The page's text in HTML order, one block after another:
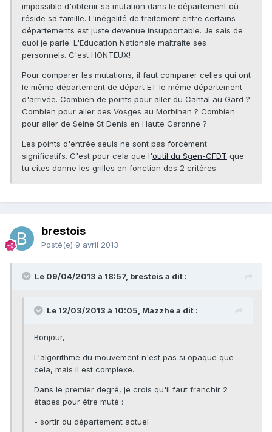
impossible d'obtenir sa mutation dans le département où
réside sa famille. L'inégalité de traitement entre certains
départements est juste devenue insupportable. Je sais de
quoi je parle. L'Education Nationale maltraite ses
personnels. C'est HONTEUX!
Pour comparer les mutations, il faut comparer celles qui ont
le même département de départ ET le même département
d'arrivée. Combien de points pour aller du Cantal au Gard ?
Combien pour aller des Vosges au Morbihan ? Combien
pour aller de Seine St Denis en Haute Garonne ?
Les points d'entrée seuls ne sont pas forcément
significatifs. C'est pour cela que l'outil du Sgen-CFDT que
tu cites donne les grilles en fonction des 2 critères.
brestois
Posté(e) 9 avril 2013
Le 09/04/2013 à 18:57, brestois a dit :
Le 12/03/2013 à 10:05, Mazzhe a dit :
Bonjour,
L'algorithme du mouvement n'est pas si opaque que
cela, mais il est complexe.
Dans le premier degré, je crois qu'il faut franchir 2
étapes pour être muté :
- sortir du département actuel